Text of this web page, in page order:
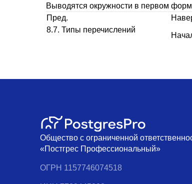
Выводятся окружности в первом
Пред.
8.7. Типы перечислений
Общество с ограниченной
«Постгрес Профессиональный»
ОГРН 1157746074518